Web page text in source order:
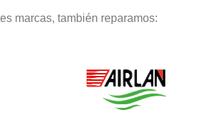
marcas, también reparamos: